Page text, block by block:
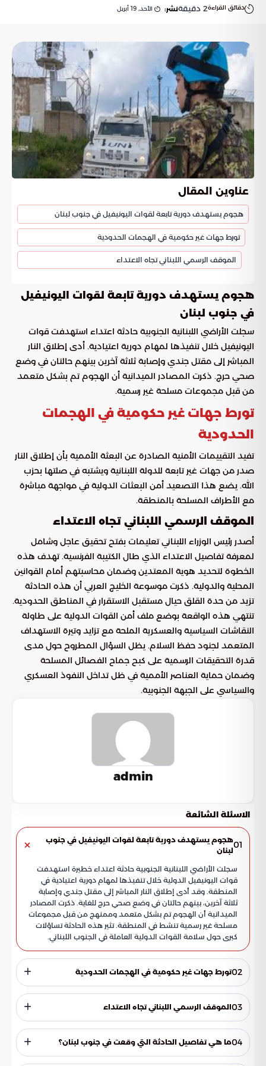
دقائق القراءة2 دقيقةنشر: الأحد, 19 أبريل
عناوين المقال
هجوم يستهدف دورية تابعة لقوات اليونيفيل في جنوب لبنان
تورط جهات غير حكومية في الهجمات الحدودية
الموقف الرسمي اللبناني تجاه الاعتداء
هجوم يستهدف دورية تابعة لقوات اليونيفيل
في جنوب لبنان
سجلت الأراضي اللبنانية الجنوبية حادثة اعتداء استهدفت قوات
اليونيفيل خلال تنفيذها لمهام دورية اعتيادية. أدى إطلاق النار
المباشر إلى مقتل جندي وإصابة ثلاثة آخرين بينهم حالتان في وضع
صحي حرج. ذكرت المصادر الميدانية أن الهجوم تم بشكل متعمد
من قبل مجموعات مسلحة غير رسمية.
تورط جهات غير حكومية في الهجمات
الحدودية
تفيد التقييمات الأمنية الصادرة عن البعثة الأممية بأن إطلاق النار
صدر من جهات غير تابعة للدولة اللبنانية ويشتبه في صلتها بحزب
الله. يضع هذا التصعيد أمن البعثات الدولية في مواجهة مباشرة
مع الأطراف المسلحة بالمنطقة.
الموقف الرسمي اللبناني تجاه الاعتداء
أصدر رئيس الوزراء اللبناني تعليمات بفتح تحقيق عاجل وشامل
لمعرفة تفاصيل الاعتداء الذي طال الكتيبة الفرنسية. تهدف هذه
الخطوة لتحديد هوية المعتدين وضمان محاسبتهم أمام القوانين
المحلية والدولية. ذكرت موسوعة الخليج العربي أن هذه الحادثة
تزيد من حدة القلق حيال مستقبل الاستقرار في المناطق الحدودية.
تنتهي هذه الواقعة بوضع ملف أمن القوات الدولية على طاولة
النقاشات السياسية والعسكرية الملحة مع تزايد وتيرة الاستهداف
المتعمد لجنود حفظ السلام. يظل السؤال المطروح حول مدى
قدرة التحقيقات الرسمية على كبح جماح الفصائل المسلحة
وضمان حماية العناصر الأممية في ظل تداخل النفوذ العسكري
والسياسي على الجبهة الجنوبية.
admin
الاسئلة الشائعة
01هجوم يستهدف دورية تابعة لقوات اليونيفيل في جنوب
لبنان
سجلت الأراضي اللبنانية الجنوبية حادثة اعتداء خطيرة استهدفت
قوات اليونيفيل الدولية خلال تنفيذها لمهام دورية اعتيادية في
المنطقة. وقد أدى إطلاق النار المباشر إلى مقتل جندي وإصابة
ثلاثة آخرين، بينهم حالتان في وضع صحي حرج للغاية. ذكرت المصادر
الميدانية أن الهجوم تم بشكل متعمد وممنهج من قبل مجموعات
مسلحة غير رسمية تنشط في المنطقة. تثير هذه الحادثة تساؤلات
كبرى حول سلامة القوات الدولية العاملة في الجنوب اللبناني.
02تورط جهات غير حكومية في الهجمات الحدودية
إطلاق النار هو جهات غير تابعة للدولة اللبنانية. كما تحوم الشبهات
حول صلة هذه المجموعات بـ حزب الله، مما يضع أمن البعثات
التصعيد الميداني يعكس حالة من التوتر المتزايد على الحدود، حيث
أصبحت القوات الدولية هدفاً في صراع النفوذ العسكري
والسياسي. ويشكل هذا التحول تهديداً صريحاً للقرارات الدولية
03الموقف الرسمي اللبناني تجاه الاعتداء
وشامل للوقوف على تفاصيل الاعتداء الذي طال الكتيبة الفرنسية.
تهدف هذه الخطوة الرسمية إلى تحديد هوية المعتدين وضمان
04ما هي تفاصيل الحادثة التي وقعت في جنوب لبنان؟